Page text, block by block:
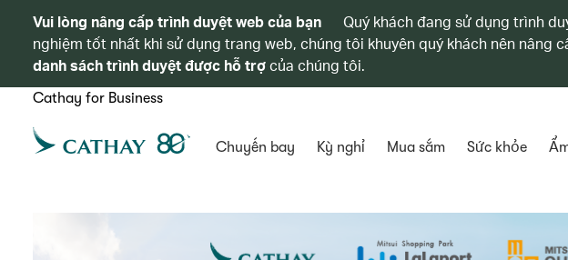
Vui lòng nâng cấp trình duyệt web của bạn
Quý khách đang sử dụng trình
nghiệm tốt nhất khi sử dụng trang web, chúng tôi khuyên quý khách nên nâng
danh sách trình duyệt được hỗ trợcủa chúng tôi.
Cathay for Business
Chuyến bay Kỳ nghỉ Mua sắm Sức khỏe